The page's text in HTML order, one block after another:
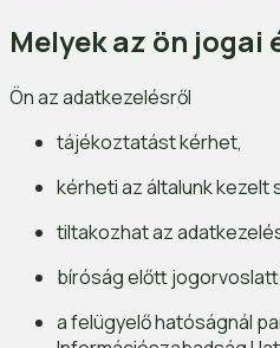
Melyek az ön
Ön az adatkezelésről
tájékoztatást kérhet,
kérheti az általunk
tiltakozhat az
bíróság előtt
a felügyelő hatóságnál